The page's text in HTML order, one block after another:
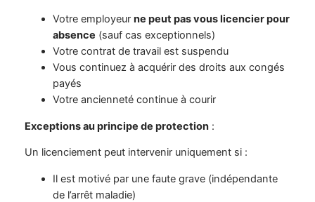
Votre employeur ne peut pas vous licencier pour
absence (sauf cas exceptionnels)
Votre contrat de travail est suspendu
Vous continuez à acquérir des droits aux congés
payés
Votre ancienneté continue à courir
Exceptions au principe de protection:
Un licenciement peut intervenir uniquement si :
Il est motivé par une faute grave (indépendante
de l’arrêt maladie)